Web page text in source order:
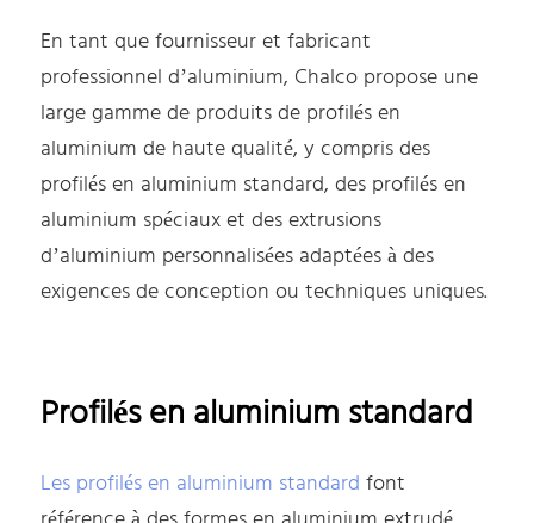
En tant que fournisseur et fabricant
professionnel d’aluminium, Chalco propose une
large gamme de produits de profilés en
aluminium de haute qualité, y compris des
profilés en aluminium standard, des profilés en
aluminium spéciaux et des extrusions
d’aluminium personnalisées adaptées à des
exigences de conception ou techniques uniques.
Profilés en aluminium standard
Les profilés en aluminium standard font